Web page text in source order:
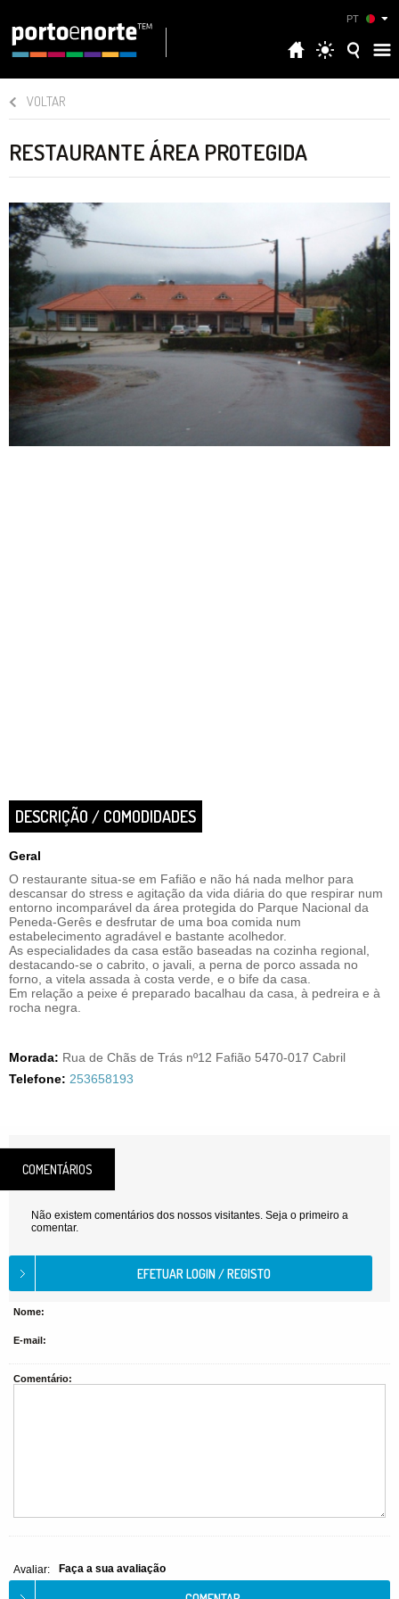
PT
VOLTAR
RESTAURANTE ÁREA PROTEGIDA
DESCRIÇÃO / COMODIDADES
Geral
O restaurante situa-se em Fafião e não há nada melhor para
descansar do stress e agitação da vida diária do que respirar num
entorno incomparável da área protegida do Parque Nacional da
Peneda-Gerês e desfrutar de uma boa comida num
estabelecimento agradável e bastante acolhedor.
As especialidades da casa estão baseadas na cozinha regional,
destacando-se o cabrito, o javali, a perna de porco assada no
forno, a vitela assada à costa verde, e o bife da casa.
Em relação a peixe é preparado bacalhau da casa, à pedreira e à
rocha negra.
Morada: Rua de Chãs de Trás nº12 Fafião 5470-017 Cabril
Telefone: 253658193
COMENTÁRIOS
Não existem comentários dos nossos visitantes. Seja o primeiro a
comentar.
Nome:
E-mail:
Comentário:
Avaliar: Faça a sua avaliação